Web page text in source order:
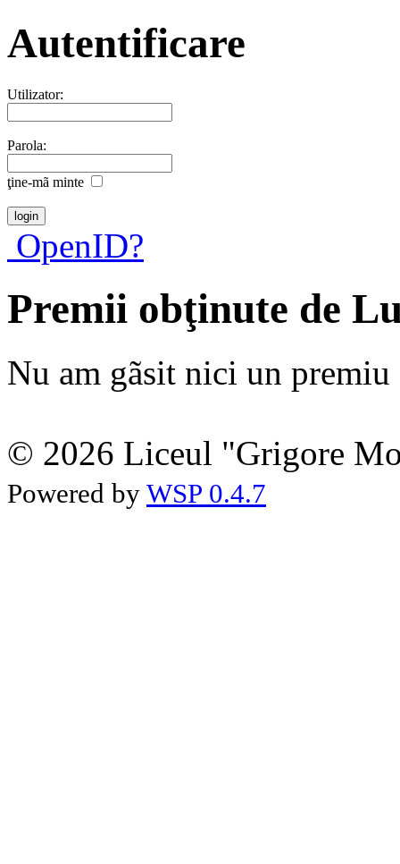
Autentificare
Utilizator:
Parola:
ţine-mã minte
OpenID?
Premii obţinute de
Nu am gãsit nici un premiu
© 2026 Liceul "Grigore
Powered by WSP 0.4.7